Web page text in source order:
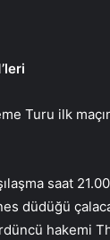
Turu ilk
saat
düdüğü
hakemi